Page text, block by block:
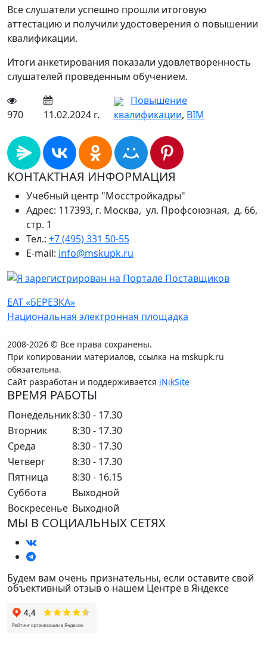
Все слушатели успешно прошли итоговую
аттестацию и получили удостоверения о повышении
квалификации.
Итоги анкетирования показали удовлетворенность
слушателей проведенным обучением.
970 11.02.2024 г.
Повышение
квалификации, BIM
КОНТАКТНАЯ ИНФОРМАЦИЯ
Учебный центр "Мосстройкадры"
Адрес: 117393, г. Москва, ул. Профсоюзная, д. 66,
стр. 1
Тел.: +7 (495) 331 50-55
E-mail: info@mskupk.ru
ЕАТ «БЕРЕЗКА»
Национальная электронная площадка
2008-2026 © Все права сохранены.
При копировании материалов, ссылка на mskupk.ru
обязательна.
Сайт разработан и поддерживается iNikSite
ВРЕМЯ РАБОТЫ
Понедельник8:30 - 17.30
Вторник
8:30 - 17.30
Среда
8:30 - 17.30
Четверг
8:30 - 17.30
Пятница
8:30 - 16.15
Суббота
Выходной
Воскресенье Выходной
МЫ В СОЦИАЛЬНЫХ СЕТЯХ
Будем вам очень признательны, если оставите свой
объективный отзыв о нашем Центре в Яндексе